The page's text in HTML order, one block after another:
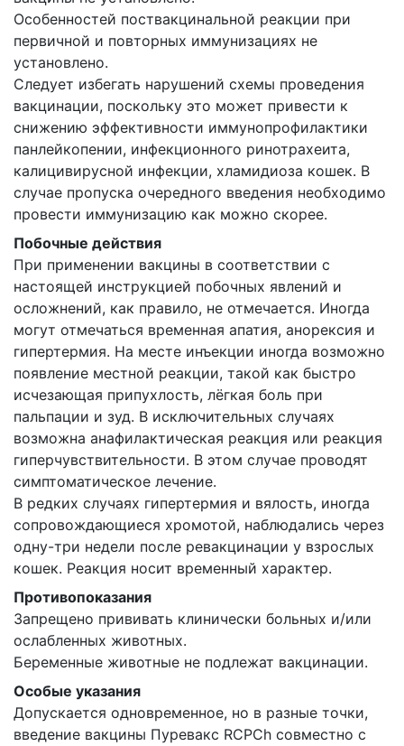
Особенностей поствакцинальной реакции при
первичной и повторных иммунизациях не
установлено.
Следует избегать нарушений схемы проведения
вакцинации, поскольку это может привести к
снижению эффективности иммунопрофилактики
панлейкопении, инфекционного ринотрахеита,
калицивирусной инфекции, хламидиоза кошек. В
случае пропуска очередного введения необходимо
провести иммунизацию как можно скорее.
Побочные действия
При применении вакцины в соответствии с
настоящей инструкцией побочных явлений и
осложнений, как правило, не отмечается. Иногда
могут отмечаться временная апатия, анорексия и
гипертермия. На месте инъекции иногда возможно
появление местной реакции, такой как быстро
исчезающая припухлость, лёгкая боль при
пальпации и зуд. В исключительных случаях
возможна анафилактическая реакция или реакция
гиперчувствительности. В этом случае проводят
симптоматическое лечение.
В редких случаях гипертермия и вялость, иногда
сопровождающиеся хромотой, наблюдались через
одну-три недели после ревакцинации у взрослых
кошек. Реакция носит временный характер.
Противопоказания
Запрещено прививать клинически больных и/или
ослабленных животных.
Беременные животные не подлежат вакцинации.
Особые указания
Допускается одновременное, но в разные точки,
введение вакцины Пуревакс RCPCh совместно с